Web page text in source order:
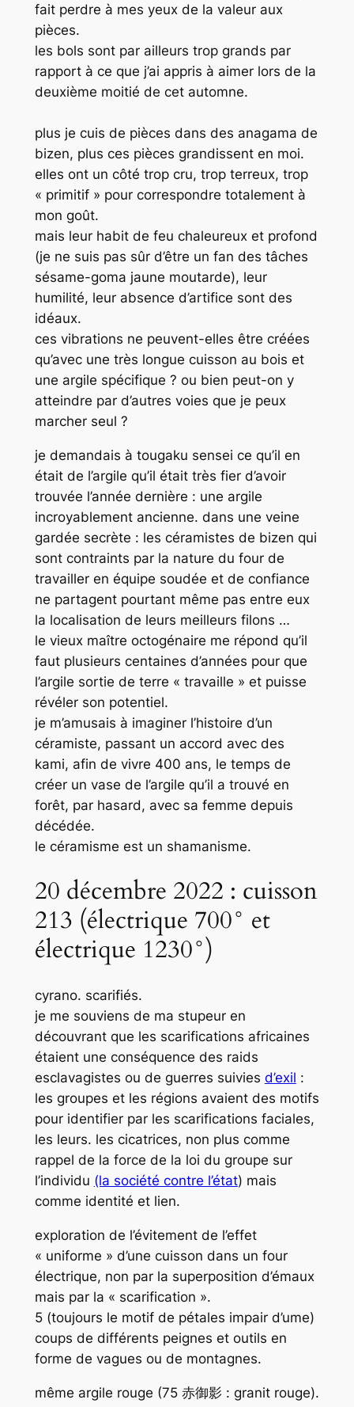
fait perdre à mes yeux de la valeur aux
pièces.
les bols sont par ailleurs trop grands par
rapport à ce que j’ai appris à aimer lors de la
deuxième moitié de cet automne.
plus je cuis de pièces dans des anagama de
bizen, plus ces pièces grandissent en moi.
elles ont un côté trop cru, trop terreux, trop
« primitif » pour correspondre totalement à
mon goût.
mais leur habit de feu chaleureux et profond
(je ne suis pas sûr d’être un fan des tâches
sésame-goma jaune moutarde), leur
humilité, leur absence d’artifice sont des
idéaux.
ces vibrations ne peuvent-elles être créées
qu’avec une très longue cuisson au bois et
une argile spécifique ? ou bien peut-on y
atteindre par d’autres voies que je peux
marcher seul ?
je demandais à tougaku sensei ce qu’il en
était de l’argile qu’il était très fier d’avoir
trouvée l’année dernière : une argile
incroyablement ancienne. dans une veine
gardée secrète : les céramistes de bizen qui
sont contraints par la nature du four de
travailler en équipe soudée et de confiance
ne partagent pourtant même pas entre eux
la localisation de leurs meilleurs filons …
le vieux maître octogénaire me répond qu’il
faut plusieurs centaines d’années pour que
l’argile sortie de terre « travaille » et puisse
révéler son potentiel.
je m’amusais à imaginer l’histoire d’un
céramiste, passant un accord avec des
kami, afin de vivre 400 ans, le temps de
créer un vase de l’argile qu’il a trouvé en
forêt, par hasard, avec sa femme depuis
décédée.
le céramisme est un shamanisme.
20 décembre 2022 : cuisson
213 (électrique 700° et
électrique 1230°)
cyrano. scarifiés.
je me souviens de ma stupeur en
découvrant que les scarifications africaines
étaient une conséquence des raids
esclavagistes ou de guerres suivies d’exil :
les groupes et les régions avaient des motifs
pour identifier par les scarifications faciales,
les leurs. les cicatrices, non plus comme
rappel de la force de la loi du groupe sur
l’individu (la société contre l’état) mais
comme identité et lien.
exploration de l’évitement de l’effet
« uniforme » d’une cuisson dans un four
électrique, non par la superposition d’émaux
mais par la « scarification ».
5 (toujours le motif de pétales impair d’ume)
coups de différents peignes et outils en
forme de vagues ou de montagnes.
même argile rouge (75 赤御影 : granit rouge).